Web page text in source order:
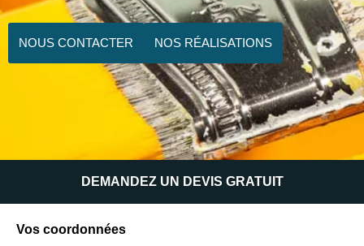
NOUS CONTACTER NOS RÉALISATIONS
DEMANDEZ UN DEVIS GRATUIT
Vos coordonnées